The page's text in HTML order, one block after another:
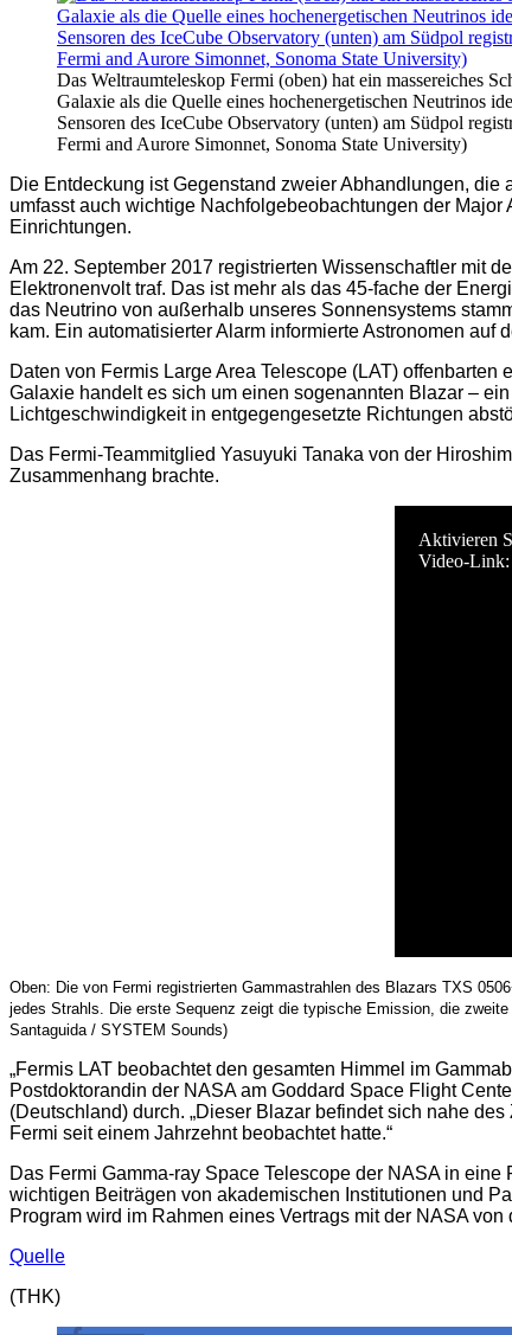
Das Weltraumteleskop Fermi (oben) hat ein massereiches
Galaxie als die Quelle eines hochenergetischen Neutrinos
Sensoren des IceCube Observatory (unten) am Südpol
Fermi and Aurore Simonnet, Sonoma State University)
Die Entdeckung ist Gegenstand zweier Abhandlungen, die
umfasst auch wichtige Nachfolgebeobachtungen der
Einrichtungen.
Am 22. September 2017 registrierten Wissenschaftler mit
Elektronenvolt traf. Das ist mehr als das 45-fache der
das Neutrino von außerhalb unseres Sonnensystems
kam. Ein automatisierter Alarm informierte Astronomen
Daten von Fermis Large Area Telescope (LAT)
Galaxie handelt es sich um einen sogenannten Blazar –
Lichtgeschwindigkeit in entgegengesetzte Richtungen
Das Fermi-Teammitglied Yasuyuki Tanaka von der
Zusammenhang brachte.
Aktivieren
Video-Link:
Oben: Die von Fermi registrierten Gammastrahlen des Blazars TXS
jedes Strahls. Die erste Sequenz zeigt die typische Emission, die
Santaguida / SYSTEM Sounds)
„Fermis LAT beobachtet den gesamten Himmel im
Postdoktorandin der NASA am Goddard Space Flight
(Deutschland) durch. „Dieser Blazar befindet sich nahe
Fermi seit einem Jahrzehnt beobachtet hatte.“
Das Fermi Gamma-ray Space Telescope der NASA in
wichtigen Beiträgen von akademischen Institutionen und
Program wird im Rahmen eines Vertrags mit der NASA
Quelle
(THK)